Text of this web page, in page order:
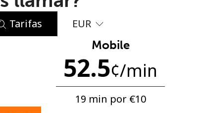
Tarifas EUR
Mobile
52.5¢/min
19 min por ⁦€10⁩